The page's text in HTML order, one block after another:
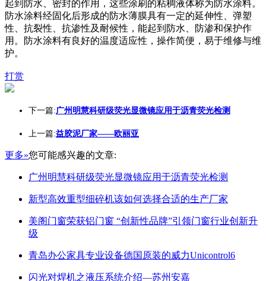
起到防水、密封的作用，这些涂刷的粘稠液体称为防水涂料。
防水涂料经固化后形成的防水薄膜具有一定的延伸性、弹塑
性、抗裂性、抗渗性及耐候性，能起到防水、防渗和保护作
用。防水涂料有良好的温度适应性，操作简便，易于维修与维
护。
打赏
下一篇:广州明慧科研级荧光显微镜应用于沥青荧光检测
上一篇:益胶泥厂家——欧丽亚
更多»您可能感兴趣的文章:
广州明慧科研级荧光显微镜应用于沥青荧光检测
新型高效重型细碎机该如何选择合适的生产厂家
美阁门窗荣获铝门窗 “创新性品牌”引领门窗行业创新升
级
青岛办公家具专业设备德国原装的威力Unicontrol6
闪光对焊机之液压系统介绍—苏州安嘉